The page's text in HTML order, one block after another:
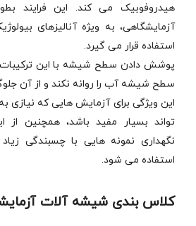
هیدروفوبیک می کند. این فرایند
آزمایشگاهی، به ویژه آنالیزهای
استفاده قرار می گیرد.
پوشش دادن سطح شیشه با این
سطح شیشه آب را روانه نکند و از آن
این ویژگی برای آزمایش هایی که نیازی
تواند بسیار مفید باشد، همچنین از
نگهداری نمونه هایی با چسبندگی
استفاده می شود.
کلاس بندی شیشه آلات